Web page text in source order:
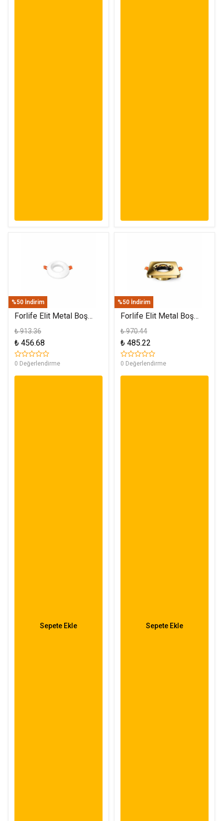
%50 İndirim
Forlife Elit Metal Boş
Spot Kasa Beyaz FL-
1901 B
₺ 913.36
₺ 456.68
0 Değerlendirme
Sepete Ekle
%50 İndirim
Forlife Elit Metal Boş
Spot Kasa Altın FL-1903
A
₺ 970.44
₺ 485.22
0 Değerlendirme
Sepete Ekle